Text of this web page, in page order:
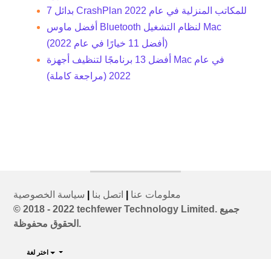
7 بدائل CrashPlan للمكاتب المنزلية في عام 2022
أفضل ماوس Bluetooth لنظام التشغيل Mac
(أفضل 11 خيارًا في عام 2022)
أفضل 13 برنامجًا لتنظيف أجهزة Mac في عام
2022 (مراجعة كاملة)
معلومات عنا اتصل بنا
سياسة الخصوصية
© 2018 - 2022 techfewer Technology Limited. جميع
الحقوق محفوظة.
اختر لغة